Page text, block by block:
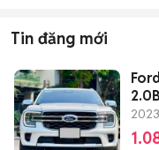
Tin đăng mới
2023